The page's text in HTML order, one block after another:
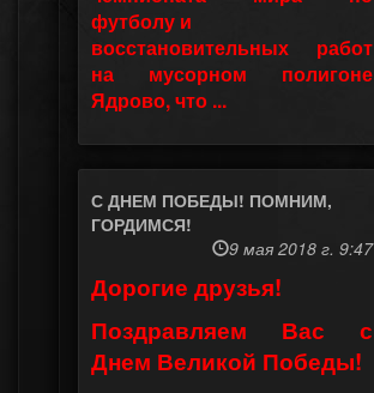
футболу и
восстановительных работ
на мусорном полигоне
Ядрово, что ...
С ДНЕМ ПОБЕДЫ! ПОМНИМ,
ГОРДИМСЯ!
9 мая 2018 г. 9:47
Дорогие друзья!
Поздравляем Вас с
Днем Великой Победы!